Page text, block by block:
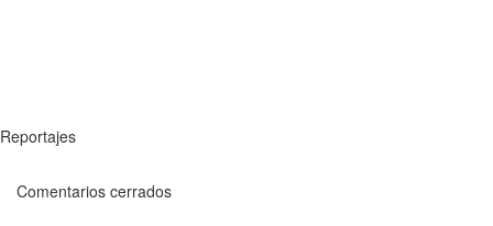
Reportajes
Comentarios cerrados